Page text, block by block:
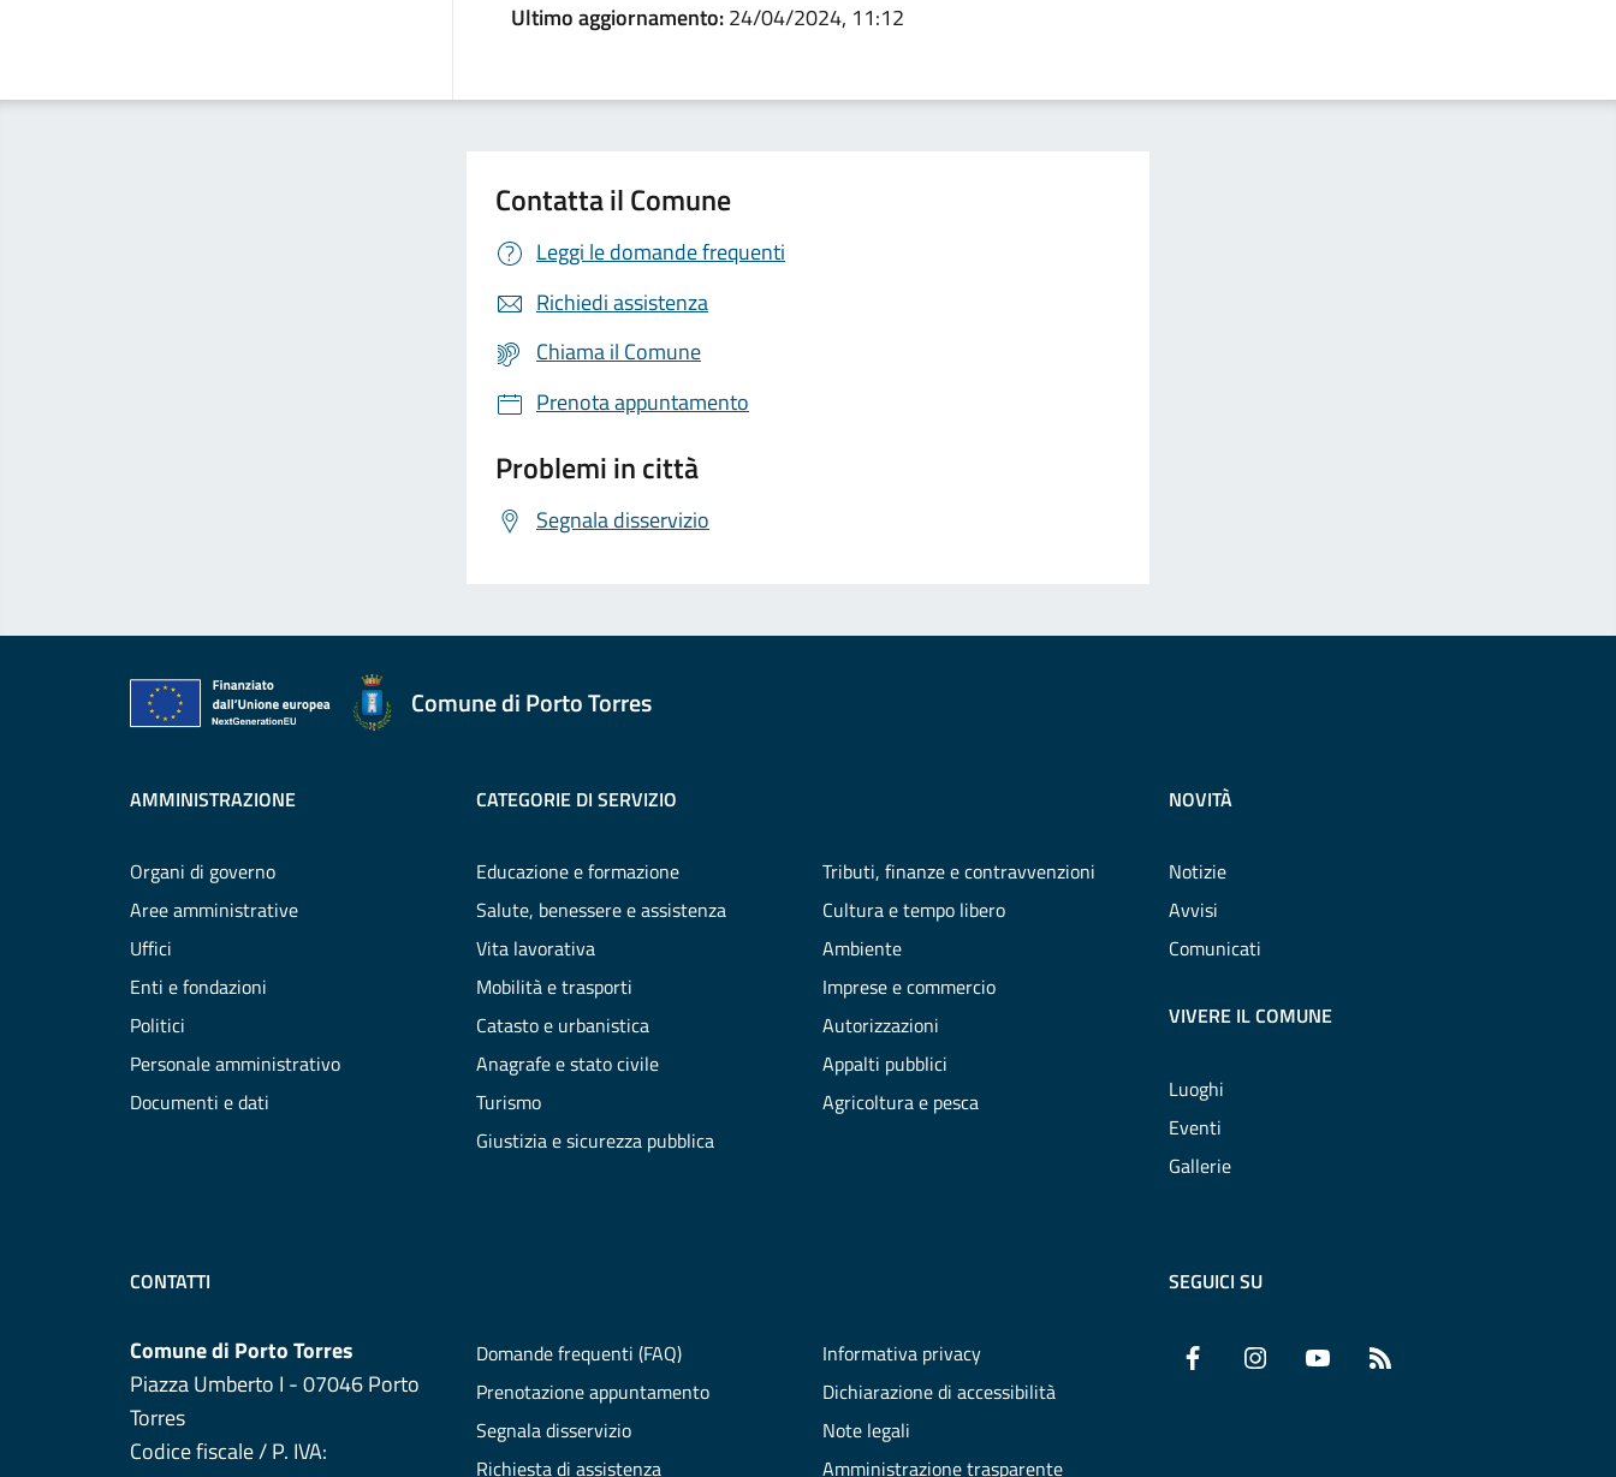
Ultimo aggiornamento:24/04/2024, 11:12
Contatta il Comune
Leggi le domande frequenti
Richiedi assistenza
Chiama il Comune
Prenota appuntamento
Problemi in città
Segnala disservizio
Comune di Porto Torres
AMMINISTRAZIONE
Organi di governo
Aree amministrative
Uffici
Enti e fondazioni
Politici
Personale amministrativo
Documenti e dati
CATEGORIE DI SERVIZIO
Educazione e formazione
Salute, benessere e assistenza
Vita lavorativa
Mobilità e trasporti
Catasto e urbanistica
Anagrafe e stato civile
Turismo
Giustizia e sicurezza pubblica
Tributi, finanze e contravvenzioni
Cultura e tempo libero
Ambiente
Imprese e commercio
Autorizzazioni
Appalti pubblici
Agricoltura e pesca
NOVITÀ
Notizie
Avvisi
Comunicati
VIVERE IL COMUNE
Luoghi
Eventi
Gallerie
CONTATTI
Comune di Porto Torres
Piazza Umberto I - 07046 Porto
Torres
Codice fiscale / P. IVA:
Domande frequenti (FAQ)
Prenotazione appuntamento
Segnala disservizio
Richiesta di assistenza
Informativa privacy
Dichiarazione di accessibilità
Note legali
Amministrazione trasparente
SEGUICI SU
Facebook InstagramYouTube